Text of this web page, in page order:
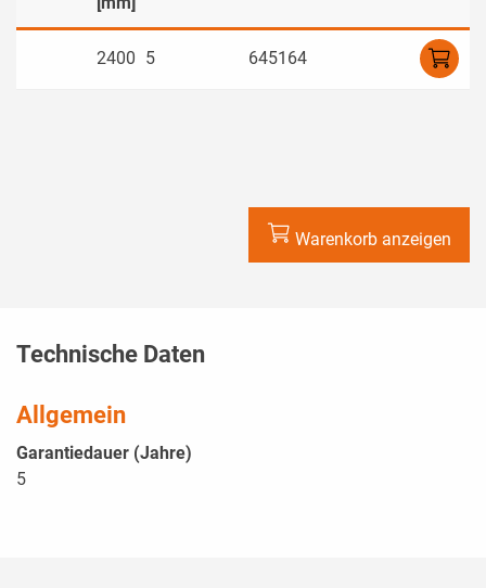
2400 55 645164
Warenkorb anzeigen
Technische Daten
Allgemein
Garantiedauer (Jahre)
5